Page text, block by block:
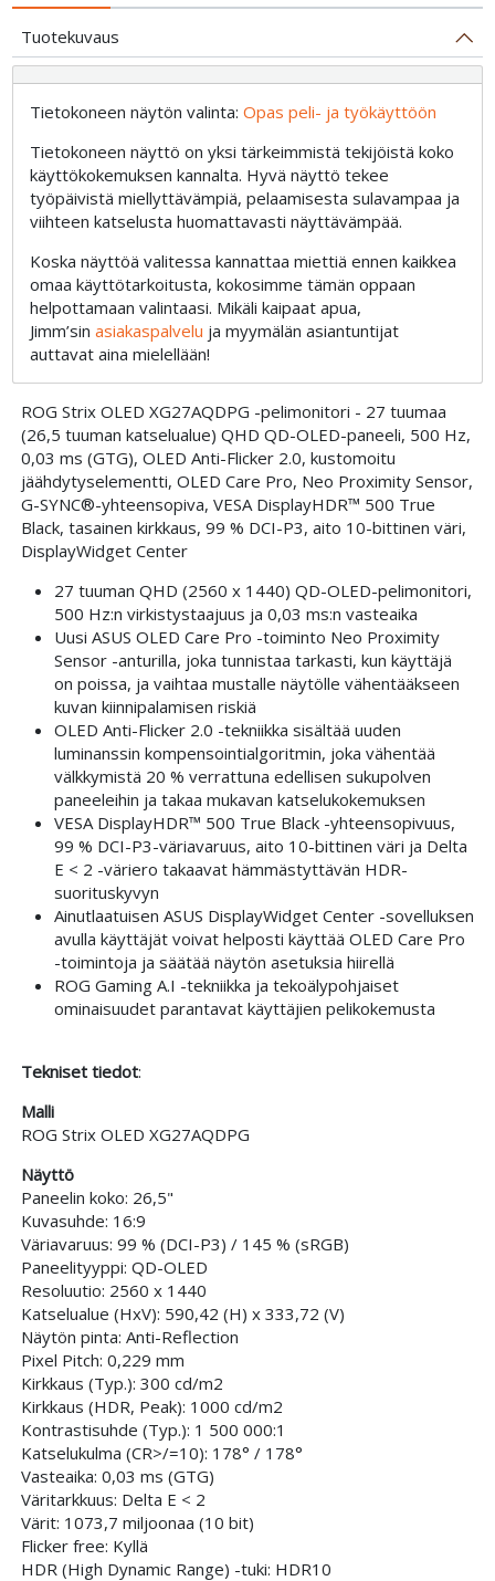
Tuotekuvaus
Tietokoneen näytön valinta:Opas peli- ja työkäyttöön
Tietokoneen näyttö on yksi tärkeimmistä tekijöistä koko
käyttökokemuksen kannalta. Hyvä näyttö tekee
työpäivistä miellyttävämpiä, pelaamisesta sulavampaa ja
viihteen katselusta huomattavasti näyttävämpää.
Koska näyttöä valitessa kannattaa miettiä ennen kaikkea
omaa käyttötarkoitusta, kokosimme tämän oppaan
helpottamaan valintaasi. Mikäli kaipaat apua,
Jimm’sinasiakaspalvelu ja myymälän asiantuntijat
auttavat aina mielellään!
ROG Strix OLED XG27AQDPG -pelimonitori - 27 tuumaa
(26,5 tuuman katselualue) QHD QD-OLED-paneeli, 500 Hz,
0,03 ms (GTG), OLED Anti-Flicker 2.0, kustomoitu
jäähdytyselementti, OLED Care Pro, Neo Proximity Sensor,
G-SYNC®-yhteensopiva, VESA DisplayHDR™ 500 True
Black, tasainen kirkkaus, 99 % DCI-P3, aito 10-bittinen väri,
DisplayWidget Center
27 tuuman QHD (2560 x 1440) QD-OLED-pelimonitori,
500 Hz:n virkistystaajuus ja 0,03 ms:n vasteaika
Uusi ASUS OLED Care Pro -toiminto Neo Proximity
Sensor -anturilla, joka tunnistaa tarkasti, kun käyttäjä
on poissa, ja vaihtaa mustalle näytölle vähentääkseen
kuvan kiinnipalamisen riskiä
OLED Anti-Flicker 2.0 -tekniikka sisältää uuden
luminanssin kompensointialgoritmin, joka vähentää
välkkymistä 20 % verrattuna edellisen sukupolven
paneeleihin ja takaa mukavan katselukokemuksen
VESA DisplayHDR™ 500 True Black -yhteensopivuus,
99 % DCI-P3-väriavaruus, aito 10-bittinen väri ja Delta
E < 2 -väriero takaavat hämmästyttävän HDR-
suorituskyvyn
Ainutlaatuisen ASUS DisplayWidget Center -sovelluksen
avulla käyttäjät voivat helposti käyttää OLED Care Pro
-toimintoja ja säätää näytön asetuksia hiirellä
ROG Gaming A.I -tekniikka ja tekoälypohjaiset
ominaisuudet parantavat käyttäjien pelikokemusta
Tekniset tiedot:
Malli
ROG Strix OLED XG27AQDPG
Näyttö
Paneelin koko: 26,5"
Kuvasuhde: 16:9
Väriavaruus: 99 % (DCI-P3) / 145 % (sRGB)
Paneelityyppi: QD-OLED
Resoluutio: 2560 x 1440
Katselualue (HxV): 590,42 (H) x 333,72 (V)
Näytön pinta: Anti-Reflection
Pixel Pitch: 0,229 mm
Kirkkaus (Typ.): 300 cd/m2
Kirkkaus (HDR, Peak): 1000 cd/m2
Kontrastisuhde (Typ.): 1 500 000:1
Katselukulma (CR>/=10): 178° / 178°
Vasteaika: 0,03 ms (GTG)
Väritarkkuus: Delta E < 2
Värit: 1073,7 miljoonaa (10 bit)
Flicker free: Kyllä
HDR (High Dynamic Range) -tuki: HDR10